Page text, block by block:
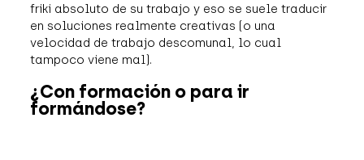
friki absoluto de su trabajo y eso se suele traducir
en soluciones realmente creativas (o una
velocidad de trabajo descomunal, lo cual
tampoco viene mal).
¿Con formación o para ir
formándose?